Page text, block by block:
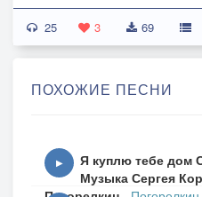
25 3 69
ПОХОЖИЕ ПЕСНИ
▶
Я куплю тебе дом
Музыка Сергея